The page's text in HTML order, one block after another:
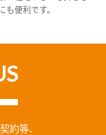
便利です。
約等、